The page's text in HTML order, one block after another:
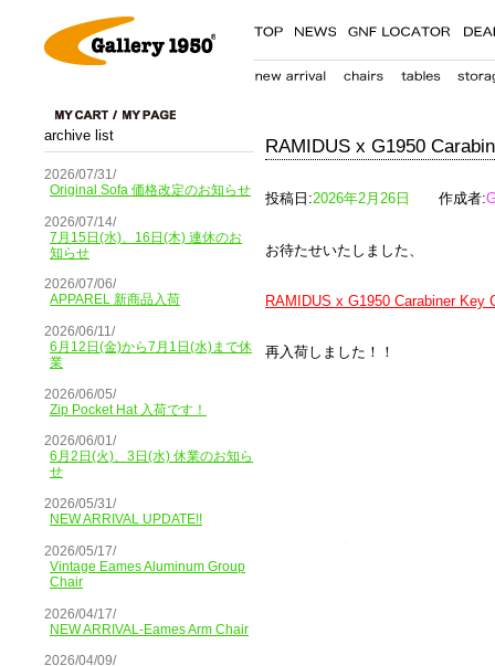
archive list
2026/07/31/
Original Sofa 価格改定のお知らせ
2026/07/14/
7月15日(水)、16日(木) 連休のお
知らせ
2026/07/06/
APPAREL 新商品入荷
2026/06/11/
6月12日(金)から7月1日(水)まで休
業
2026/06/05/
Zip Pocket Hat 入荷です！
2026/06/01/
6月2日(火)、3日(水) 休業のお知ら
せ
2026/05/31/
NEW ARRIVAL UPDATE!!
2026/05/17/
Vintage Eames Aluminum Group
Chair
2026/04/17/
NEW ARRIVAL-Eames Arm Chair
2026/04/09/
RAMIDUS x G1950
投稿日:2026年2月26日 作成者:
お待たせいたしました、
RAMIDUS x G1950 Carabiner Key
再入荷しました！！